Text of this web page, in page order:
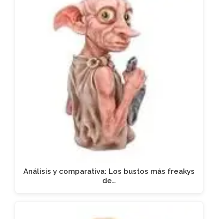
Análisis y comparativa: Los bustos más freakys
de…